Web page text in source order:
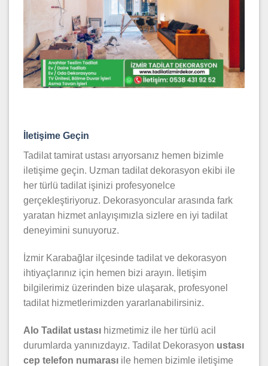
İletişime Geçin
Tadilat tamirat ustası arıyorsanız hemen bizimle
iletişime geçin. Uzman tadilat dekorasyon ekibi ile
her türlü tadilat işinizi profesyonelce
gerçekleştiriyoruz. Dekorasyoncular arasında fark
yaratan hizmet anlayışımızla sizlere en iyi tadilat
deneyimini sunuyoruz.
İzmir Karabağlar ilçesinde tadilat ve dekorasyon
ihtiyaçlarınız için hemen bizi arayın. İletişim
bilgilerimiz üzerinden bize ulaşarak, profesyonel
tadilat hizmetlerimizden yararlanabilirsiniz.
Alo Tadilat ustası hizmetimiz ile her türlü acil
durumlarda yanınızdayız. Tadilat Dekorasyon ustası
cep telefon numarası ile hemen bizimle iletişime